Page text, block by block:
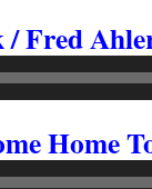
/ Fred
Home